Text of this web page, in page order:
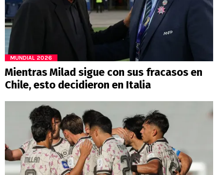
MUNDIAL 2026
Mientras Milad sigue con sus fracasos en
Chile, esto decidieron en Italia